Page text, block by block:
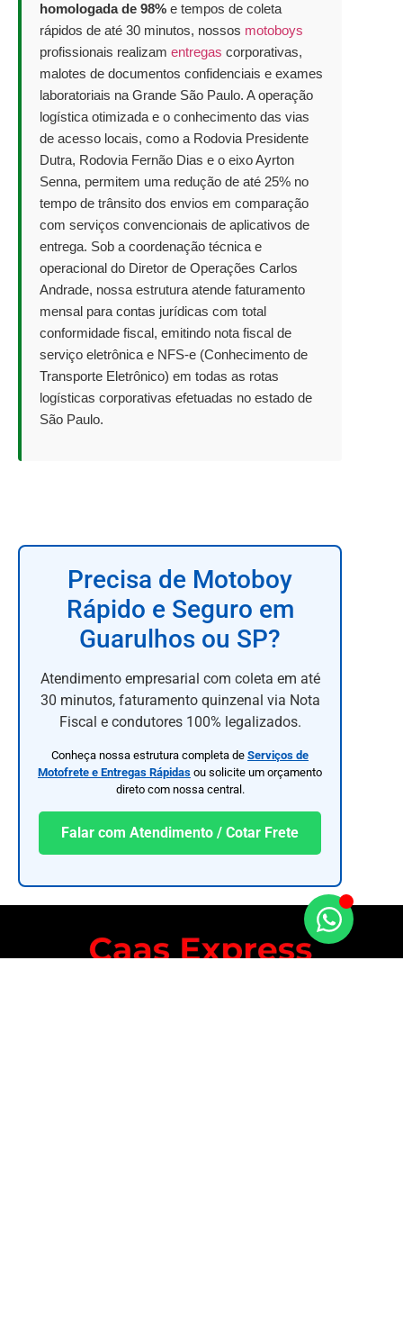
homologada de 98% e tempos de coleta
rápidos de até 30 minutos, nossos motoboys
profissionais realizam entregas corporativas,
malotes de documentos confidenciais e exames
laboratoriais na Grande São Paulo. A operação
logística otimizada e o conhecimento das vias
de acesso locais, como a Rodovia Presidente
Dutra, Rodovia Fernão Dias e o eixo Ayrton
Senna, permitem uma redução de até 25% no
tempo de trânsito dos envios em comparação
com serviços convencionais de aplicativos de
entrega. Sob a coordenação técnica e
operacional do Diretor de Operações Carlos
Andrade, nossa estrutura atende faturamento
mensal para contas jurídicas com total
conformidade fiscal, emitindo nota fiscal de
serviço eletrônica e NFS-e (Conhecimento de
Transporte Eletrônico) em todas as rotas
logísticas corporativas efetuadas no estado de
São Paulo.
Precisa de Motoboy
Rápido e Seguro em
Guarulhos ou SP?
Atendimento empresarial com coleta em até
30 minutos, faturamento quinzenal via Nota
Fiscal e condutores 100% legalizados.
Conheça nossa estrutura completa de Serviços de
Motofrete e Entregas Rápidas ou solicite um orçamento
direto com nossa central.
Falar com Atendimento / Cotar Frete